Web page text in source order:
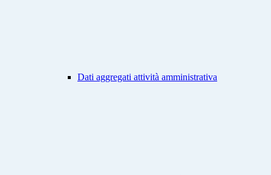
Dati aggregati attività amministrativa